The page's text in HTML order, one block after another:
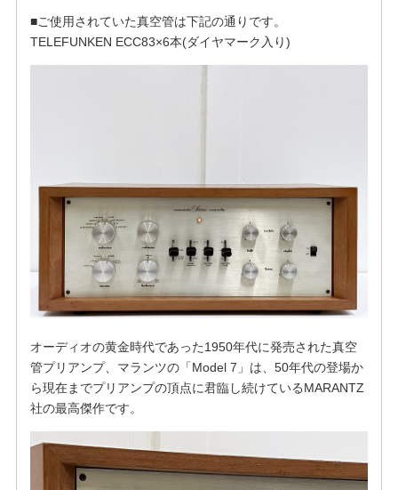
■ご使用されていた真空管は下記の通りです。
TELEFUNKEN ECC83×6本(ダイヤマーク入り)
オーディオの黄金時代であった1950年代に発売された真空
管プリアンプ、マランツの「Model 7」は、50年代の登場か
ら現在までプリアンプの頂点に君臨し続けているMARANTZ
社の最高傑作です。